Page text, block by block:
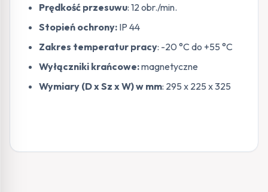
Prędkość przesuwu: 12 obr./min.
Stopień ochrony: IP 44
Zakres temperatur pracy: -20 °C do +55 °C
Wyłączniki krańcowe:magnetyczne
Wymiary (D x Sz x W) w mm: 295 x 225 x 325